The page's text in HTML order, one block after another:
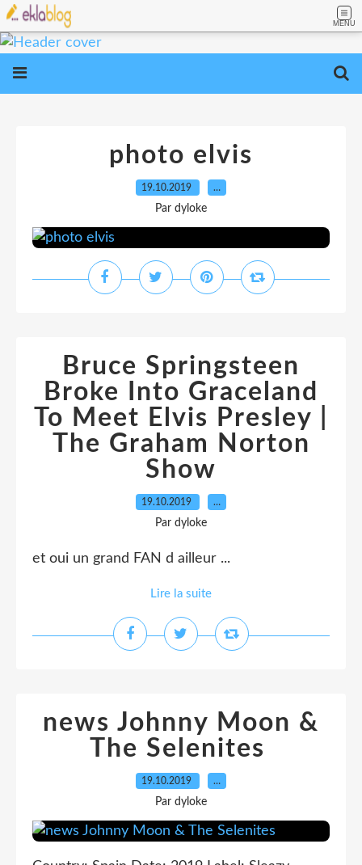
MENU
photo elvis
19.10.2019 …
Par dyloke
Bruce Springsteen
Broke Into Graceland
To Meet Elvis Presley |
The Graham Norton
Show
19.10.2019 …
Par dyloke
et oui un grand FAN d ailleur ...
Lire la suite
news Johnny Moon &
The Selenites ‎
19.10.2019 …
Par dyloke